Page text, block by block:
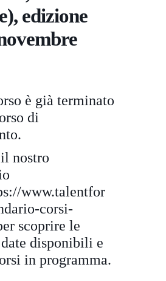
edizione
è già terminato
di
nostro
www.talentfor
corsi-
scoprire le
disponibili e
in programma.